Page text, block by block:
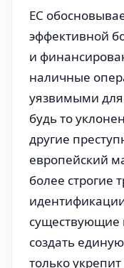
ЕС
эффективной
и
наличные
уязвимыми для
будь то
другие
европейский
более строгие
существующие
создать
только